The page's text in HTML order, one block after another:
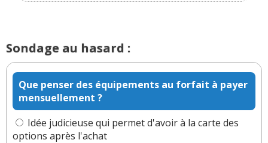
social et des grèves.
ParAdmin
ADMINISTRATEUR DU SITE
(2023-12-02 16:23:16) : Vous connaissez l'UTAC ?...
ParAdmin
(2023-12-02 16:30:41) : Bien que ce ne soit pas
totalement analogue je veux bien l'accorder.
Sondage au hasard :
Que penser des équipements au forfait à payer
mensuellement ?
Idée judicieuse qui permet d'avoir à la carte des
options après l'achat